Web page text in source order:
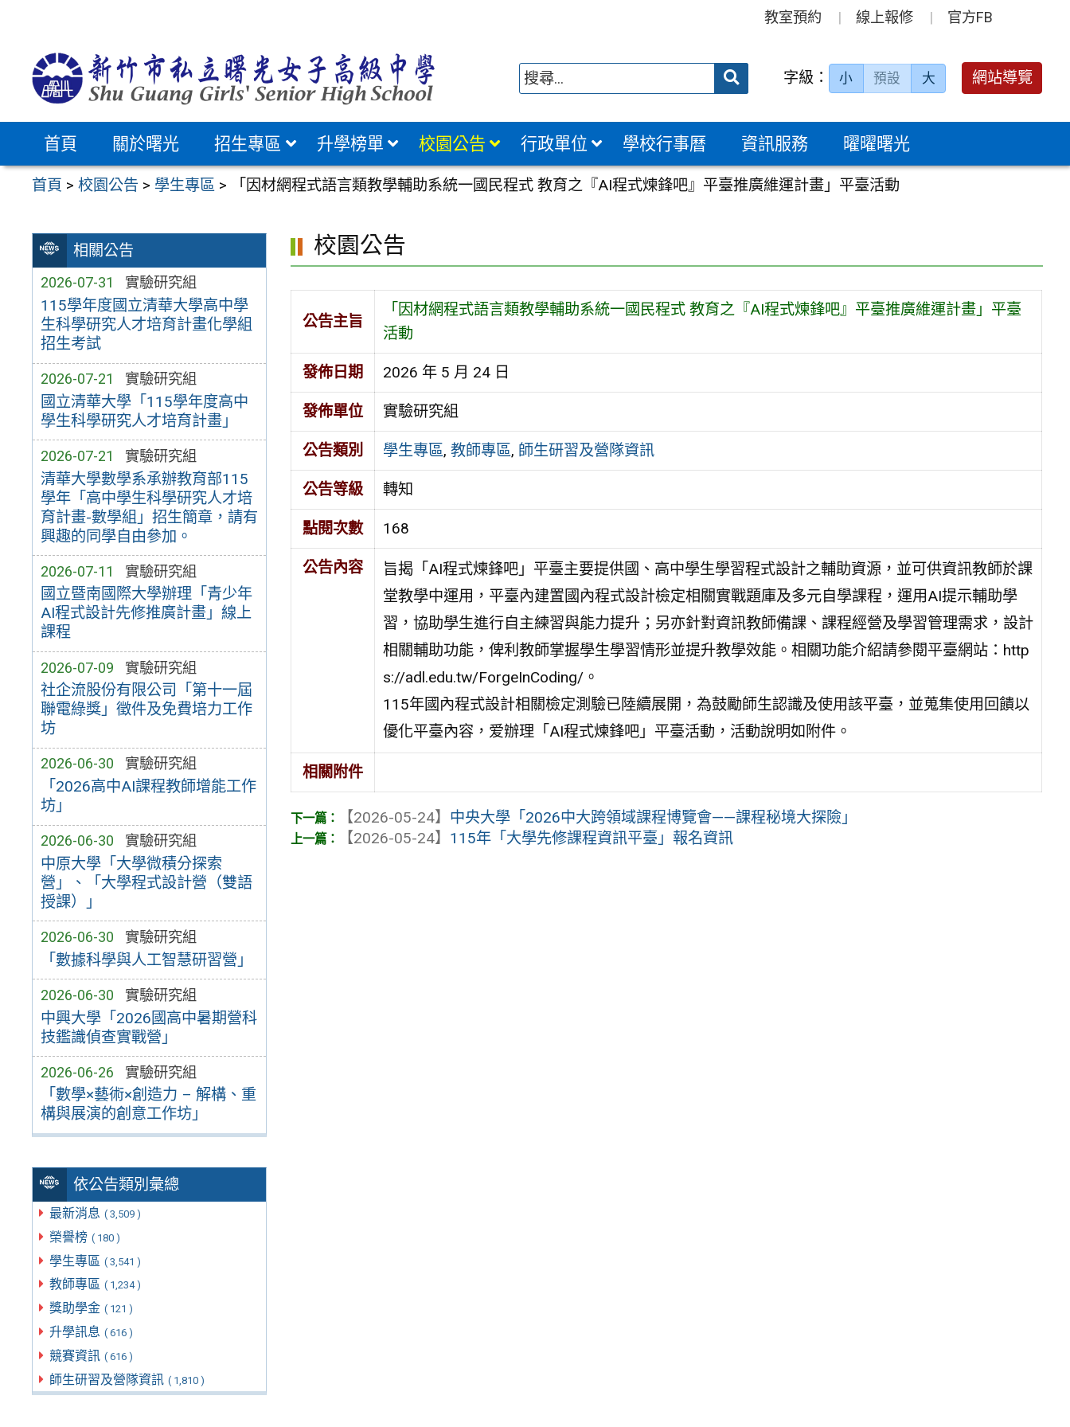
教室預約 線上報修 官方FB
送出 字級： 小 預設 大 網站導覽
首頁 關於曙光 招生專區 升學榜單 校園公告 行政單位 學校行事曆 資訊服務 曜曜曙光
首頁 >校園公告 > 學生專區 > 「因材網程式語言類教學輔助系統一國民程式 教育之『AI程式煉鋒吧』平臺推廣維運計畫」平臺活動
相關公告
2026-07-31 實驗研究組
115學年度國立清華大學高中學
生科學研究人才培育計畫化學組
招生考試
2026-07-21 實驗研究組
國立清華大學「115學年度高中
學生科學研究人才培育計畫」
2026-07-21 實驗研究組
清華大學數學系承辦教育部115
學年「高中學生科學研究人才培
育計畫-數學組」招生簡章，請有
興趣的同學自由參加。
2026-07-11 實驗研究組
國立暨南國際大學辦理「青少年
AI程式設計先修推廣計畫」線上
課程
2026-07-09 實驗研究組
社企流股份有限公司「第十一屆
聯電綠獎」徵件及免費培力工作
坊
2026-06-30 實驗研究組
「2026高中AI課程教師增能工作
坊」
2026-06-30 實驗研究組
中原大學「大學微積分探索
營」、「大學程式設計營（雙語
授課）」
2026-06-30 實驗研究組
「數據科學與人工智慧研習營」
2026-06-30 實驗研究組
中興大學「2026國高中暑期營科
技鑑識偵查實戰營」
2026-06-26 實驗研究組
「數學×藝術×創造力 – 解構、重
構與展演的創意工作坊」
依公告類別彙總
最新消息 ( 3,509 )
榮譽榜 ( 180 )
學生專區 ( 3,541 )
教師專區 ( 1,234 )
獎助學金 ( 121 )
升學訊息 ( 616 )
競賽資訊 ( 616 )
師生研習及營隊資訊 ( 1,810 )
校園公告
公告主旨
「因材網程式語言類教學輔助系統一國民程式 教育之『AI程式煉鋒吧』平臺推廣維運計畫」平臺
活動
發佈日期 2026 年 5 月 24 日
發佈單位 實驗研究組
公告類別 學生專區, 教師專區, 師生研習及營隊資訊
公告等級 轉知
點閱次數 168
公告內容
旨揭「AI程式煉鋒吧」平臺主要提供國、高中學生學習程式設計之輔助資源，並可供資訊教師於課
堂教學中運用，平臺內建置國內程式設計檢定相關實戰題庫及多元自學課程，運用AI提示輔助學
習，協助學生進行自主練習與能力提升；另亦針對資訊教師備課、課程經營及學習管理需求，設計
相關輔助功能，俾利教師掌握學生學習情形並提升教學效能。相關功能介紹請參閱平臺網站：http
s://adl.edu.tw/ForgeInCoding/。
115年國內程式設計相關檢定測驗已陸續展開，為鼓勵師生認識及使用該平臺，並蒐集使用回饋以
優化平臺內容，爱辦理「AI程式煉鋒吧」平臺活動，活動說明如附件。
相關附件
【2026-05-24】 中央大學「2026中大跨領域課程博覽會——課程秘境大探險」
【2026-05-24】 115年「大學先修課程資訊平臺」報名資訊